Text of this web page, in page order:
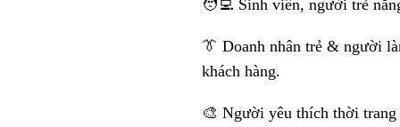
🧑‍💻 Sinh viên, người trẻ
👔 Doanh nhân trẻ & người
khách hàng.
🎨 Người yêu thích thời trang